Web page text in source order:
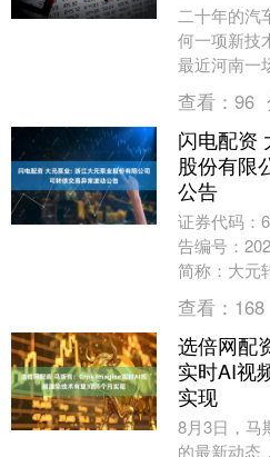
二十年的汽
何一项新技
最近河南一
能源汽车在
一名资深汽
查看： 96
闪电配资
股份有限
公告
证券代码：
告编号：
简称：大元
司可转债交
查看： 168
选倍网配
实时AI视
实现
8月3日，马
的最新动态